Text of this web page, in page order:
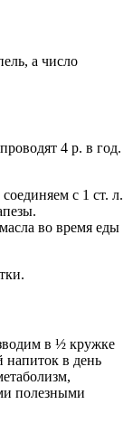
а число
4 р. в год.
с 1 ст. л.
во время еды
в ½ кружке
напиток в день
полезными